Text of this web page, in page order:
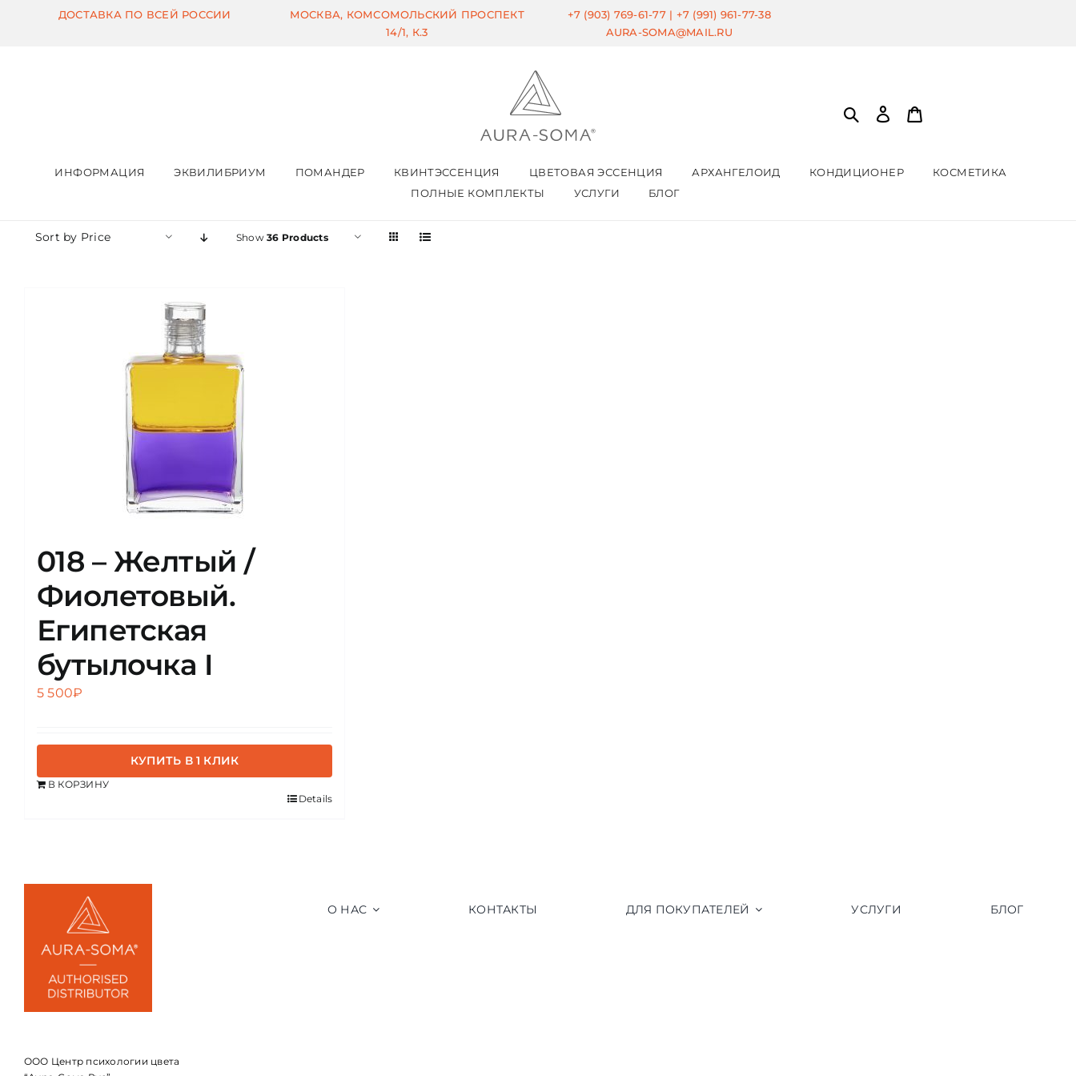
ДОСТАВКА ПО ВСЕЙ РОССИИ
МОСКВА, КОМСОМОЛЬСКИЙ ПРОСПЕКТ
14/1, К.3
+7 (903) 769-61-77 | +7 (991) 961-77-38
AURA-SOMA@MAIL.RU
ИНФОРМАЦИЯ ЭКВИЛИБРИУМ ПОМАНДЕР КВИНТЭССЕНЦИЯ ЦВЕТОВАЯ ЭССЕНЦИЯ АРХАНГЕЛОИД КОНДИЦИОНЕР
КОСМЕТИКА
ПОЛНЫЕ КОМПЛЕКТЫ
УСЛУГИ БЛОГ
Sort by Price Show36 Products
018 – Желтый /
Фиолетовый.
Египетская
бутылочка I
5 500₽
КУПИТЬ В 1 КЛИК
В КОРЗИНУ
Details
ООО Центр психологии цвета
О НАС КОНТАКТЫ ДЛЯ ПОКУПАТЕЛЕЙ УСЛУГИ БЛОГ